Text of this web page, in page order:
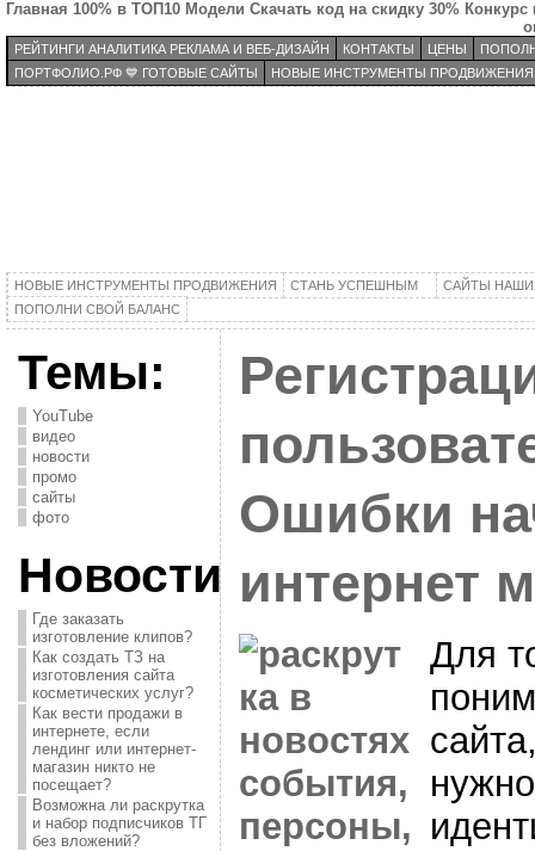
Главная 100% в ТОП10 Модели Скачать код на скидку 30% Конкурс
РЕЙТИНГИ АНАЛИТИКА РЕКЛАМА И ВЕБ-ДИЗАЙН КОНТАКТЫ ЦЕНЫ
ПОРТФОЛИО.РФ 💙 ГОТОВЫЕ САЙТЫ
НОВЫЕ ИНСТРУМЕНТЫ ПРОДВИЖЕНИЯ
НОВЫЕ ИНСТРУМЕНТЫ ПРОДВИЖЕНИЯ СТАНЬ УСПЕШНЫМ
САЙТЫ
ПОПОЛНИ СВОЙ БАЛАНС
Темы:
YouTube
видео
новости
промо
сайты
фото
Новости
Где заказать
изготовление клипов?
Как создать ТЗ на
изготовления сайта
косметических услуг?
Как вести продажи в
интернете, если
лендинг или интернет-
магазин никто не
посещает?
Возможна ли раскрутка
и набор подписчиков ТГ
без вложений?
Ошибки
интернет
Для